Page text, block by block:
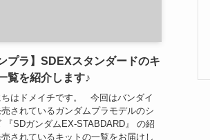
プラ】SDEXスタンダードのキ
覧を紹介します♪
ちはドメイチです。 今回はバンダイ
されているガンダムプラモデルのシ
『SDガンダムEX-STABDARD』 の紹
されているキットの一覧をお届けし